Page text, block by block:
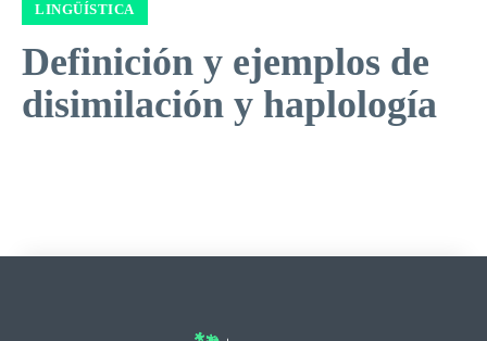
LINGÜÍSTICA
Definición y ejemplos de
disimilación y haplología